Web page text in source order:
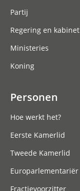
Partij
Regering en kabinet
Ministeries
Koning
Personen
Hoe werkt het?
Eerste Kamerlid
Tweede Kamerlid
Europarlementariër
Fractievoorzitter